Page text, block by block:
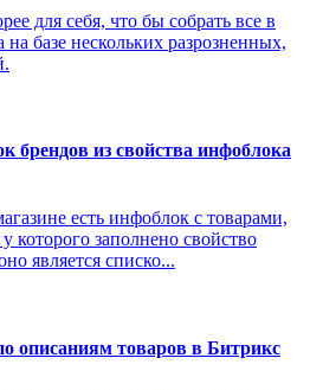
для себя, что бы собрать все в
базе нескольких разрозненных,
брендов из свойства инфоблока
есть инфоблок с товарами,
которого заполнено свойство
является списко...
описаниям товаров в Битрикс